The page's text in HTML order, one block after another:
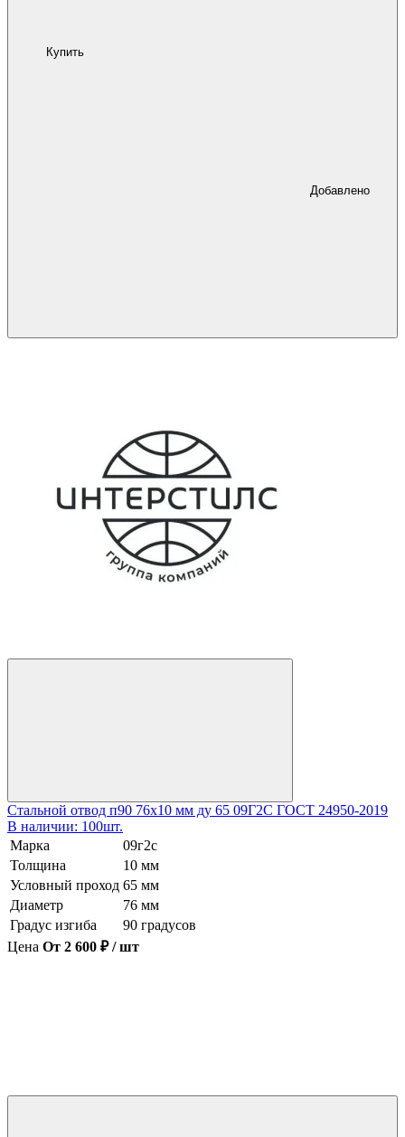
Купить
Добавлено
Стальной отвод п90 76х10 мм ду 65 09Г2С ГОСТ 24950-2019
В наличии: 100шт.
Марка
09г2с
Толщина
10 мм
Условный проход 65 мм
Диаметр
76 мм
Градус изгиба
90 градусов
Цена От 2 600 ₽ / шт